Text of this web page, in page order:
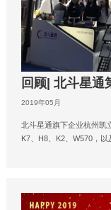
回顾| 北斗星通
2019年05月
北斗星通旗下企业杭州凯
K7、H8、K2、W570，